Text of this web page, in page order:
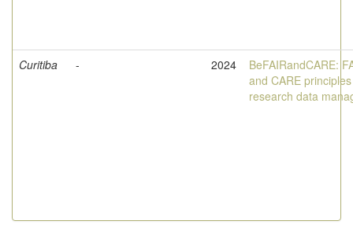
Curitiba - 2024
BeFAIRandCARE:
and CARE
research data